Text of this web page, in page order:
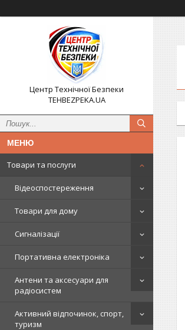
Центр Технічної Безпеки
TEHBEZPEKA.UA
Товари та послуги
Відеоспостереження
Товари для дому
Сигналізації
Портативна електроніка
Антени та аксесуари для
радіосистем
Активний відпочинок, спорт,
туризм